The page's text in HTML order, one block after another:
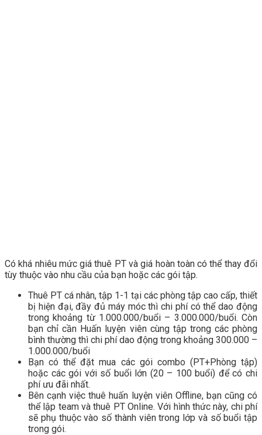
Có khá nhiêu mức giá thuê PT và giá hoàn toàn có thể thay đổi
tùy thuộc vào nhu cầu của bạn hoặc các gói tập.
Thuê PT cá nhân, tập 1-1 tại các phòng tập cao cấp, thiết
bị hiện đại, đầy đủ máy móc thì chi phí có thể dao động
trong khoảng từ 1.000.000/buổi – 3.000.000/buổi. Còn
bạn chỉ cần Huấn luyện viên cùng tập trong các phòng
bình thường thì chi phí dao động trong khoảng 300.000 –
1.000.000/buổi
Bạn có thể đặt mua các gói combo (PT+Phòng tập)
hoặc các gói với số buổi lớn (20 – 100 buổi) để có chi
phí ưu đãi nhất.
Bên cạnh việc thuê huấn luyện viên Offline, bạn cũng có
thể lập team và thuê PT Online. Với hình thức này, chi phí
sẽ phụ thuộc vào số thành viên trong lớp và số buổi tập
trong gói.